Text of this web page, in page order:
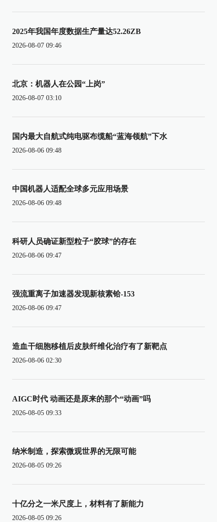
2025年我国年度数据生产量达52.26ZB
2026-08-07 09:46
北京：机器人在公园“上岗”
2026-08-07 03:10
国内最大自航式纯电驱布缆船“蓝海领航”下水
2026-08-06 09:48
中国机器人适配全球多元应用场景
2026-08-06 09:48
科研人员确证新型粒子“胶球”的存在
2026-08-06 09:47
强流重离子加速器发现新核素铪-153
2026-08-06 09:47
造血干细胞移植后皮肤纤维化治疗有了新靶点
2026-08-06 02:30
AIGC时代 动画还是原来的那个“动画”吗
2026-08-05 09:33
纳米制造，探索微观世界的无限可能
2026-08-05 09:26
十亿分之一米尺度上，材料有了新能力
2026-08-05 09:26